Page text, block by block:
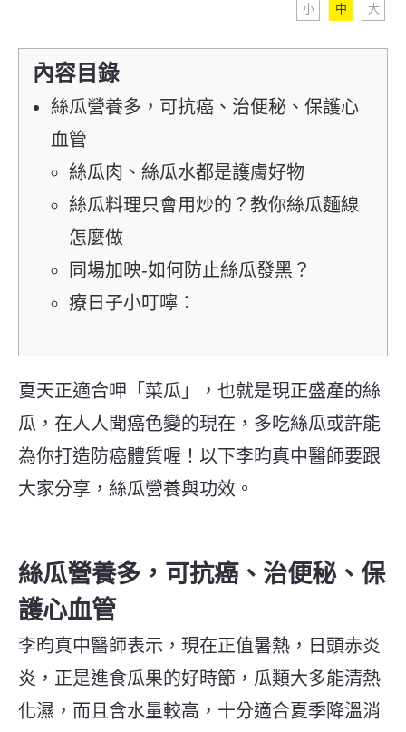
小 中 大
內容目錄
絲瓜營養多，可抗癌、治便秘、保護心
血管
絲瓜肉、絲瓜水都是護膚好物
絲瓜料理只會用炒的？教你絲瓜麵線
怎麼做
同場加映-如何防止絲瓜發黑？
療日子小叮嚀：
夏天正適合呷「菜瓜」，也就是現正盛產的絲
瓜，在人人聞癌色變的現在，多吃絲瓜或許能
為你打造防癌體質喔！以下李昀真中醫師要跟
大家分享，絲瓜營養與功效。
絲瓜營養多，可抗癌、治便秘、保
護心血管
李昀真中醫師表示，現在正值暑熱，日頭赤炎
炎，正是進食瓜果的好時節，瓜類大多能清熱
化濕，而且含水量較高，十分適合夏季降溫消